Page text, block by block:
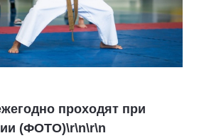
проходят при
(ФОТО)\r\n\r\n